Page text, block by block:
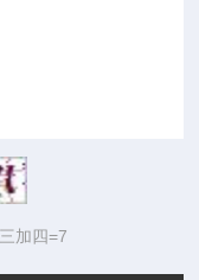
加四=7